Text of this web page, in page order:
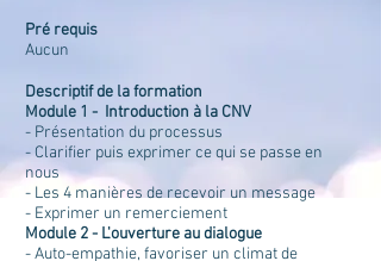
Pré requis
Aucun
Descriptif de la formation
Module 1 - Introduction à la CNV
- Présentation du processus
- Clarifier puis exprimer ce qui se passe en
nous
- Les 4 manières de recevoir un message
- Exprimer un remerciement
Module 2 - L'ouverture au dialogue
- Auto-empathie, favoriser un climat de